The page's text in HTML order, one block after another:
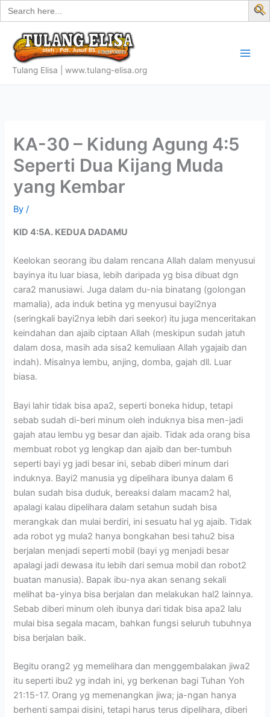
Search
for:
Skip
to
content
Tulang Elisa | www.tulang-elisa.org
KA-30 – Kidung Agung 4:5
Seperti Dua Kijang Muda
yang Kembar
By/
KID 4:5A. KEDUA DADAMU
Keelokan seorang ibu dalam rencana Allah dalam menyusui
bayinya itu luar biasa, lebih daripada yg bisa dibuat dgn
cara2 manusiawi. Juga dalam du-nia binatang (golongan
mamalia), ada induk betina yg menyusui bayi2nya
(seringkali bayi2nya lebih dari seekor) itu juga menceritakan
keindahan dan ajaib ciptaan Allah (meskipun sudah jatuh
dalam dosa, masih ada sisa2 kemuliaan Allah ygajaib dan
indah). Misalnya lembu, anjing, domba, gajah dll. Luar
biasa.
Bayi lahir tidak bisa apa2, seperti boneka hidup, tetapi
sebab sudah di-beri minum oleh induknya bisa men-jadi
gajah atau lembu yg besar dan ajaib. Tidak ada orang bisa
membuat robot yg lengkap dan ajaib dan ber-tumbuh
seperti bayi yg jadi besar ini, sebab diberi minum dari
induknya. Bayi2 manusia yg dipelihara ibunya dalam 6
bulan sudah bisa duduk, bereaksi dalam macam2 hal,
apalagi kalau dipelihara dalam setahun sudah bisa
merangkak dan mulai berdiri, ini sesuatu hal yg ajaib. Tidak
ada robot yg mula2 hanya bongkahan besi tahu2 bisa
berjalan menjadi seperti mobil (bayi yg menjadi besar
apalagi jadi dewasa itu lebih dari semua mobil dan robot2
buatan manusia). Bapak ibu-nya akan senang sekali
melihat ba-yinya bisa berjalan dan melakukan hal2 lainnya.
Sebab diberi minum oleh ibunya dari tidak bisa apa2 lalu
mulai bisa segala macam, bahkan fungsi seluruh tubuhnya
bisa berjalan baik.
Begitu orang2 yg memelihara dan menggembalakan jiwa2
itu seperti ibu2 yg indah ini, yg berkenan bagi Tuhan Yoh
21:15-17. Orang yg memenangkan jiwa; ja-ngan hanya
berhenti sampai disini, tetapi harus terus dipelihara, diberi